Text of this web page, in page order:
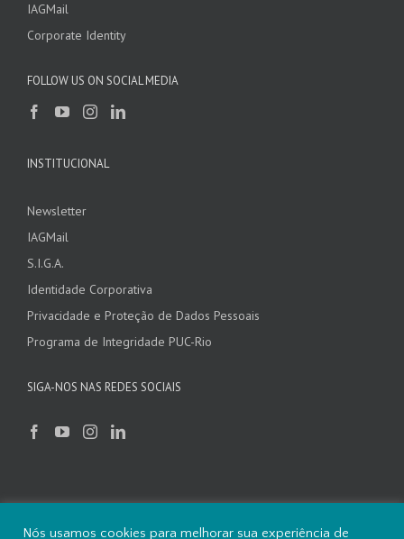
IAGMail
Corporate Identity
FOLLOW US ON SOCIAL MEDIA
INSTITUCIONAL
Newsletter
IAGMail
S.I.G.A.
Identidade Corporativa
Privacidade e Proteção de Dados Pessoais
Programa de Integridade PUC-Rio
SIGA-NOS NAS REDES SOCIAIS
Nós usamos cookies para melhorar sua experiência de